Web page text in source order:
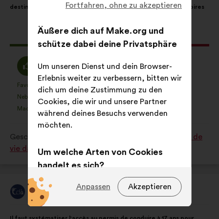
Vorschlags:
destination des jeunes, afin de tisser des liens entre les territoires
Dieser
Vorschlag
60 Stimmen
Aufteilung:
Ich
stimme
zu
:
54 %
Dieser
Vorschlag
wurde
eingeordnet
in:
Favorit
:mal
Nebensächlich
:mal
Machbar
:mal
Neutral34 %
Dieser
Vorschlag
wurde
mal
:mal
Geschrieben in
Comment améliorer les conditions de
vie dans votre territoire ?
VorschlagChemins D'avenirs
Fortfahren, ohne zu akzeptieren
Äußere dich auf Make.org und
schütze dabei deine Privatsphäre
Um unseren Dienst und dein Browser-
Erlebnis weiter zu verbessern, bitten wir
dich um deine Zustimmung zu den
Cookies, die wir und unsere Partner
während deines Besuchs verwenden
möchten.
Um welche Arten von Cookies
handelt es sich?
Technische Cookies:Diese
Cookies sind für die
ordnungsgemäße Funktionsweise
Akzeptieren
Anpassen